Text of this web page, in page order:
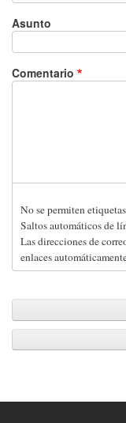
Asunto
Comentario
No se permiten
Saltos automáticos de
Las direcciones de
enlaces